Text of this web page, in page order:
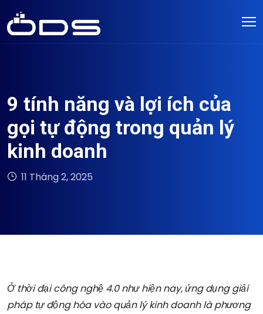
9 tính năng và lợi ích của
gọi tự động trong quản lý
kinh doanh
11 Tháng 2, 2025
Ở thời đại công nghệ 4.0 như hiện nay, ứng dụng giải
pháp tự động hóa vào quản lý kinh doanh là phương